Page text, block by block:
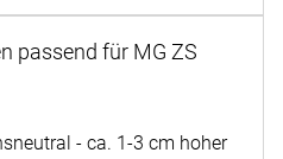
passend für MG ZS
- ca. 1-3 cm hoher